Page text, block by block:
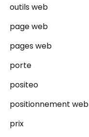
outils web
page web
pages web
porte
positeo
positionnement web
prix